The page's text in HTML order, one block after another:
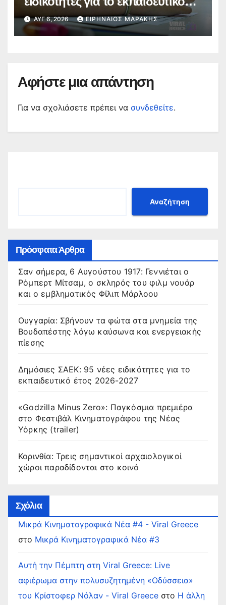
έτος 2026-2027
ΑΥΓ 6, 2026 ΕΙΡΗΝΑΊΟΣ ΜΑΡΆΚΗΣ
Αφήστε μια απάντηση
Για να σχολιάσετε πρέπει να συνδεθείτε.
Αναζήτηση
Πρόσφατα Άρθρα
Σαν σήμερα, 6 Αυγούστου 1917: Γεννιέται ο
Ρόμπερτ Μίτσαμ, ο σκληρός του φιλμ νουάρ
και ο εμβληματικός Φίλιπ Μάρλοου
Ουγγαρία: Σβήνουν τα φώτα στα μνημεία της
Βουδαπέστης λόγω καύσωνα και ενεργειακής
πίεσης
Δημόσιες ΣΑΕΚ: 95 νέες ειδικότητες για το
εκπαιδευτικό έτος 2026-2027
«Godzilla Minus Zero»: Παγκόσμια πρεμιέρα
στο Φεστιβάλ Κινηματογράφου της Νέας
Υόρκης (trailer)
Κορινθία: Τρεις σημαντικοί αρχαιολογικοί
χώροι παραδίδονται στο κοινό
Σχόλια
Μικρά Κινηματογραφικά Νέα #4 - Viral Greece
στο Μικρά Κινηματογραφικά Νέα #3
Αυτή την Πέμπτη στη Viral Greece: Live
αφιέρωμα στην πολυσυζητημένη «Οδύσσεια»
του Κρίστοφερ Νόλαν - Viral Greece στο Η άλλη